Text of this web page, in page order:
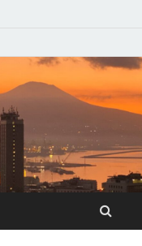
–
Napoli
Notizie sulla citta di
Napoli e Campania
Eventi, Sport